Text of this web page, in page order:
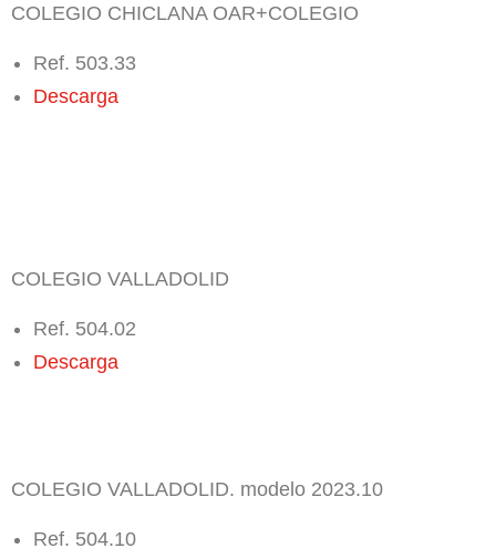
COLEGIO CHICLANA OAR+COLEGIO
Ref. 503.33
Descarga
COLEGIO VALLADOLID
Ref. 504.02
Descarga
COLEGIO VALLADOLID. modelo 2023.10
Ref. 504.10